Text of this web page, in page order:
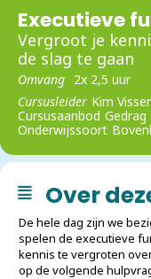
Executieve
Vergroot je
de slag te gaan
Omvang 2x 2,5 uur
Cursusleider Kim
Cursusaanbod Gedrag
Onderwijssoort
Over
De hele dag zijn we
spelen de executieve
kennis te vergroten
op de volgende